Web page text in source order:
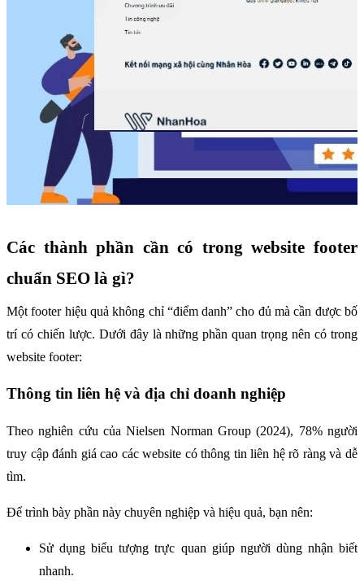
Các thành phần cần có trong website footer
chuẩn SEO là gì?
Một footer hiệu quả không chỉ “điểm danh” cho đủ mà cần được bố
trí có chiến lược. Dưới đây là những phần quan trọng nên có trong
website footer:
Thông tin liên hệ và địa chỉ doanh nghiệp
Theo nghiên cứu của Nielsen Norman Group (2024), 78% người
truy cập đánh giá cao các website có thông tin liên hệ rõ ràng và dễ
tìm.
Để trình bày phần này chuyên nghiệp và hiệu quả, bạn nên:
Sử dụng biểu tượng trực quan giúp người dùng nhận biết
nhanh.